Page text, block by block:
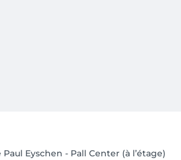
Paul Eyschen - Pall Center (à l’étage)